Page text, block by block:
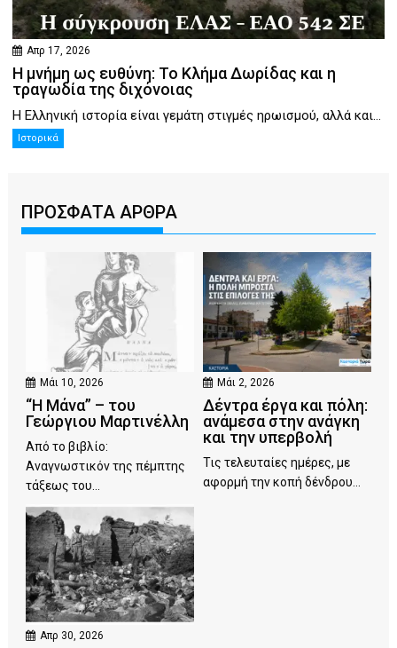
Απρ 17, 2026
Η μνήμη ως ευθύνη: Το Κλήμα Δωρίδας και η
τραγωδία της διχόνοιας
Η Ελληνική ιστορία είναι γεμάτη στιγμές ηρωισμού, αλλά και...
Ιστορικά
ΠΡΟΣΦΑΤΑ ΑΡΘΡΑ
Μάι 10, 2026
“Η Μάνα” – του
Γεώργιου Μαρτινέλλη
Από το βιβλίο:
Αναγνωστικόν της πέμπτης
τάξεως του...
Μάι 2, 2026
Δέντρα έργα και πόλη:
ανάμεσα στην ανάγκη
και την υπερβολή
Τις τελευταίες ημέρες, με
αφορμή την κοπή δένδρου...
Απρ 30, 2026